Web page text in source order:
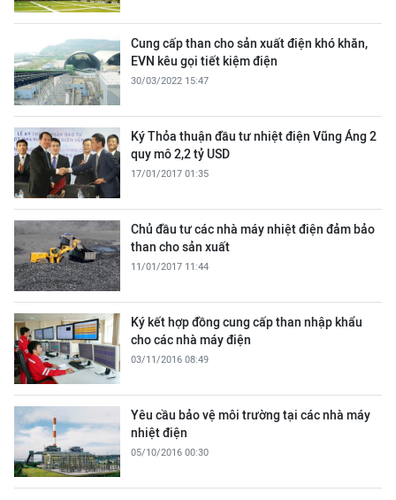
Cung cấp than cho sản xuất điện khó khăn,
EVN kêu gọi tiết kiệm điện
30/03/2022 15:47
Ký Thỏa thuận đầu tư nhiệt điện Vũng Áng 2
quy mô 2,2 tỷ USD
17/01/2017 01:35
Chủ đầu tư các nhà máy nhiệt điện đảm bảo
than cho sản xuất
11/01/2017 11:44
Ký kết hợp đồng cung cấp than nhập khẩu
cho các nhà máy điện
03/11/2016 08:49
Yêu cầu bảo vệ môi trường tại các nhà máy
nhiệt điện
05/10/2016 00:30